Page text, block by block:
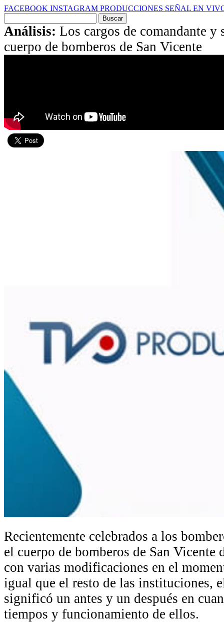
FACEBOOK INSTAGRAM PRODUCCIONES SEÑAL EN
por:
Análisis: Los cargos de comandante y
cuerpo de bomberos de San Vicente
Recientemente celebrados a los
el cuerpo de bomberos de San Vicente
con varias modificaciones en el
igual que el resto de las instituciones,
significó un antes y un después en
tiempos y funcionamiento de ellos.